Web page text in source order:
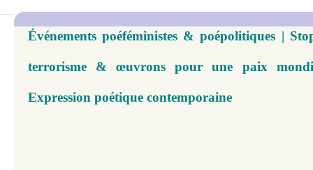
Événements poéféministes & poépolitiques |
terrorisme & œuvrons pour une paix
Expression poétique contemporaine